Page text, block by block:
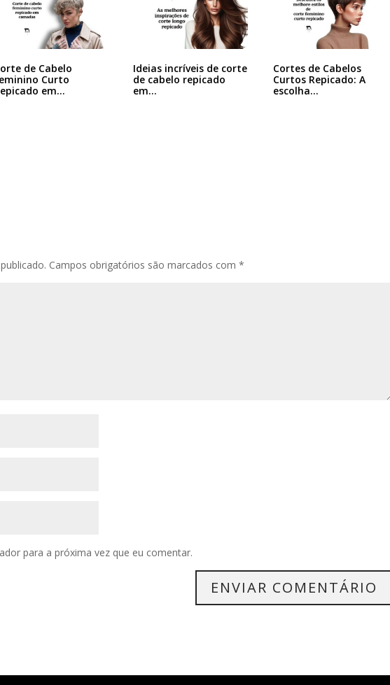
de Cabelo
Curto
em
Ideias incríveis de corte
de cabelo repicado
em…
Cortes de Cabelos
Curtos Repicado: A
escolha…
Campos obrigatórios são marcados com*
para a próxima vez que eu comentar.